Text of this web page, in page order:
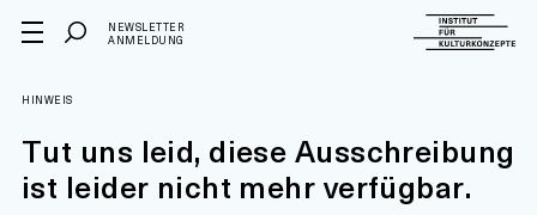
NEWSLETTER
ANMELDUNG
HINWEIS
Tut uns leid, diese Ausschreibung
ist leider nicht mehr verfügbar.